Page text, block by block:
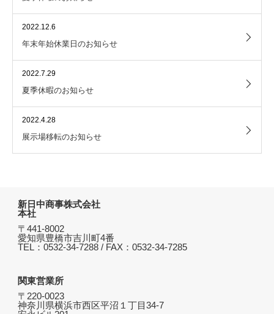
2022.12.6
年末年始休業日のお知らせ
2022.7.29
夏季休暇のお知らせ
2022.4.28
展示場移転のお知らせ
新日中商事株式会社
本社
〒441-8002
愛知県豊橋市吉川町4番
TEL：0532-34-7288 / FAX：0532-34-7285
関東営業所
〒220-0023
神奈川県横浜市西区平沼１丁目34-7